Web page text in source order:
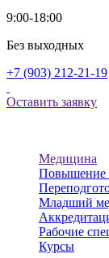
9:00-18:00
Без выходных
+7 (903) 212-21-19
Оставить заявку
Медицина
Повышение
Младший
Рабочие
Курсы